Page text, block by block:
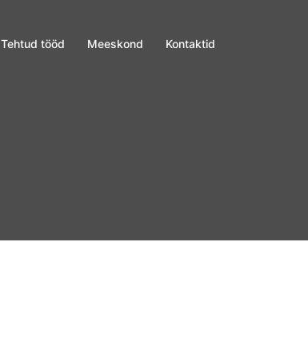
Tehtud tööd Meeskond Kontaktid